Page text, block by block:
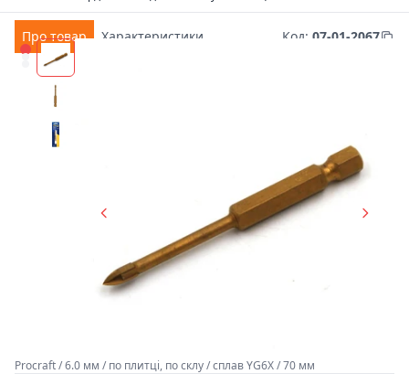
Про товар Характеристики Код: 07-01-2067
Procraft / 6.0 мм / по плитці, по склу / сплав YG6X / 70 мм